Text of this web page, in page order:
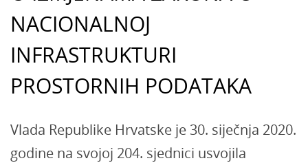
NACIONALNOJ
INFRASTRUKTURI
PROSTORNIH PODATAKA
Vlada Republike Hrvatske je 30. siječnja 2020.
godine na svojoj 204. sjednici usvojila